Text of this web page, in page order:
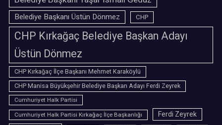
Belediye Başkanı Üstün Dönmez CHP
CHP Kırkağaç Belediye Başkan Adayı
Üstün Dönmez
CHP Kırkağaç İlçe Başkanı Mehmet Karaköylü
CHP Manisa Büyükşehir Belediye Başkan Adayı Ferdi Zeyrek
Cumhuriyet Halk Partisi
Cumhuriyet Halk Partisi Kırkağaç İlçe Başkanlığı
Ferdi Zeyrek